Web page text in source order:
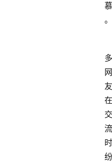
慕
。
多
网
友
在
交
流
时
纷